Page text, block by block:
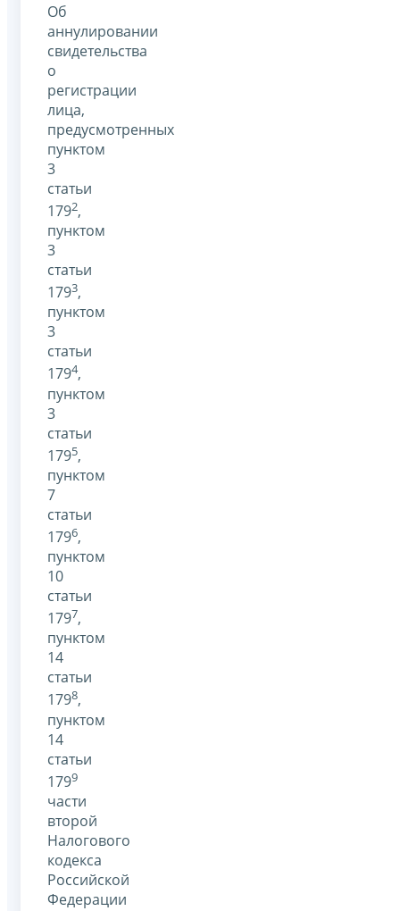
Об
аннулировании
свидетельства
о
регистрации
лица,
предусмотренных
пунктом
3
статьи
1792,
пунктом
3
статьи
1793,
пунктом
3
статьи
1794,
пунктом
3
статьи
1795,
пунктом
7
статьи
1796,
пунктом
10
статьи
1797,
пунктом
14
статьи
1798,
пунктом
14
статьи
1799
части
второй
Налогового
кодекса
Российской
Федерации